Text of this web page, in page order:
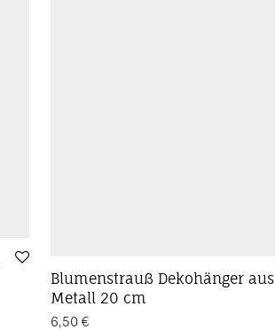
Blumenstrauß Dekohänger aus
Metall 20 cm
6,50€